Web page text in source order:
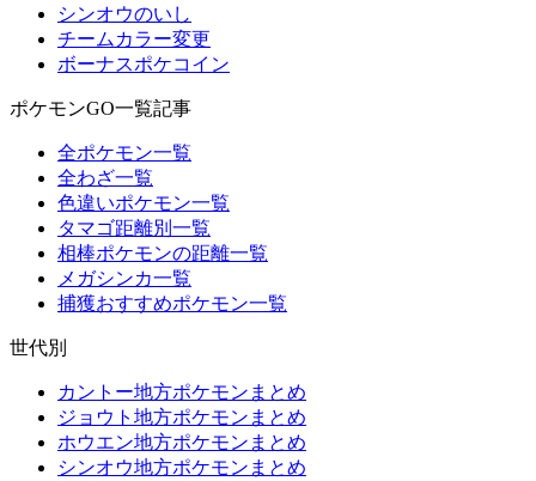
シンオウのいし
チームカラー変更
ボーナスポケコイン
ポケモンGO一覧記事
全ポケモン一覧
全わざ一覧
色違いポケモン一覧
タマゴ距離別一覧
相棒ポケモンの距離一覧
メガシンカ一覧
捕獲おすすめポケモン一覧
世代別
カントー地方ポケモンまとめ
ジョウト地方ポケモンまとめ
ホウエン地方ポケモンまとめ
シンオウ地方ポケモンまとめ